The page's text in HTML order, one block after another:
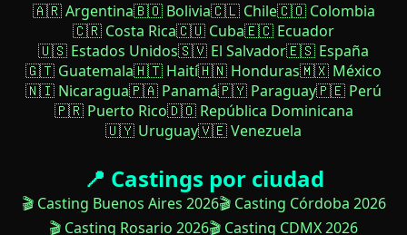
🇦🇷 Argentina🇧🇴 Bolivia🇨🇱 Chile🇨🇴 Colombia
🇨🇷 Costa Rica🇨🇺 Cuba🇪🇨 Ecuador
🇺🇸 Estados Unidos🇸🇻 El Salvador🇪🇸 España
🇬🇹 Guatemala🇭🇹 Haití🇭🇳 Honduras🇲🇽 México
🇳🇮 Nicaragua🇵🇦 Panamá🇵🇾 Paraguay🇵🇪 Perú
🇵🇷 Puerto Rico🇩🇴 República Dominicana
🇺🇾 Uruguay🇻🇪 Venezuela
📍 Castings por ciudad
🎬 Casting Buenos Aires 2026🎬 Casting Córdoba 2026
🎬 Casting Rosario 2026🎬 Casting CDMX 2026